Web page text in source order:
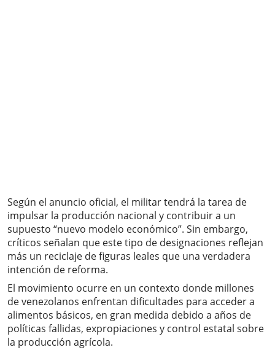
Según el anuncio oficial, el militar tendrá la tarea de
impulsar la producción nacional y contribuir a un
supuesto “nuevo modelo económico”. Sin embargo,
críticos señalan que este tipo de designaciones reflejan
más un reciclaje de figuras leales que una verdadera
intención de reforma.
El movimiento ocurre en un contexto donde millones
de venezolanos enfrentan dificultades para acceder a
alimentos básicos, en gran medida debido a años de
políticas fallidas, expropiaciones y control estatal sobre
la producción agrícola.